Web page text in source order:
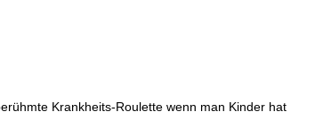
Krankheits-Roulette wenn man Kinder hat